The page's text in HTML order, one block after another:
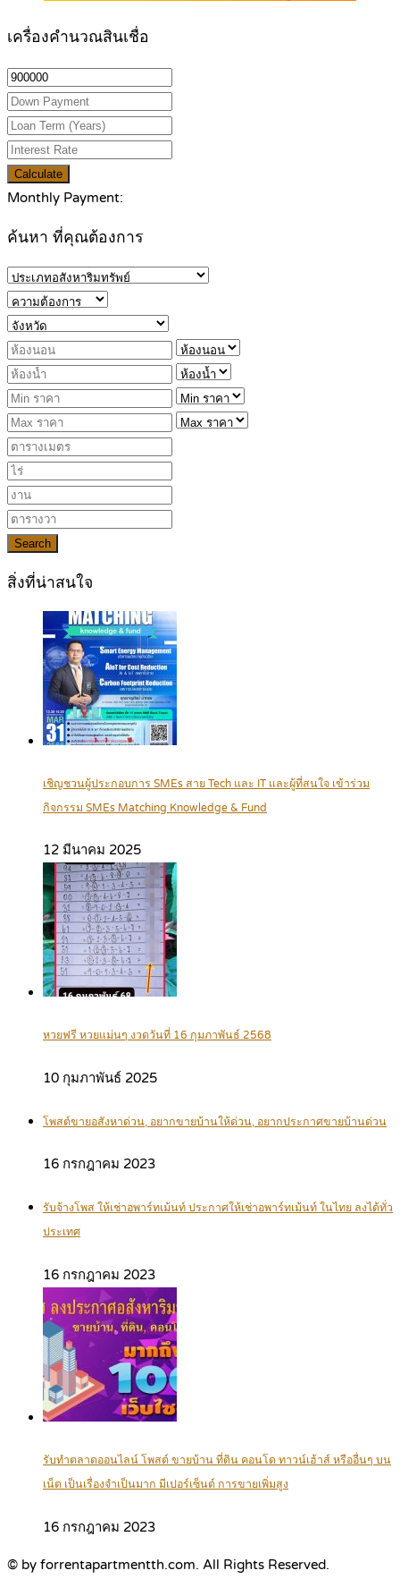
เครื่องคำนวณสินเชื่อ
Calculate
Monthly Payment:
ค้นหา ที่คุณต้องการ
Search
สิ่งที่น่าสนใจ
เชิญชวนผู้ประกอบการ SMEs สาย Tech และ IT และผู้ที่สนใจ เข้าร่วม
กิจกรรม SMEs Matching Knowledge & Fund
12 มีนาคม 2025
หวยฟรี หวยแม่นๆ งวดวันที่ 16 กุมภาพันธ์ 2568
10 กุมภาพันธ์ 2025
โพสต์ขายอสังหาด่วน, อยากขายบ้านให้ด่วน, อยากประกาศขายบ้านด่วน
16 กรกฎาคม 2023
รับจ้างโพส ให้เช่าอพาร์ทเม้นท์ ประกาศให้เช่าอพาร์ทเม้นท์ ในไทย ลงได้ทั่ว
ประเทศ
16 กรกฎาคม 2023
รับทำตลาดออนไลน์ โพสต์ ขายบ้าน ที่ดิน คอนโด ทาวน์เฮ้าส์ หรืออื่นๆ บน
เน็ต เป็นเรื่องจำเป็นมาก มีเปอร์เซ็นต์ การขายเพิ่มสูง
16 กรกฎาคม 2023
© by forrentapartmentth.com. All Rights Reserved.